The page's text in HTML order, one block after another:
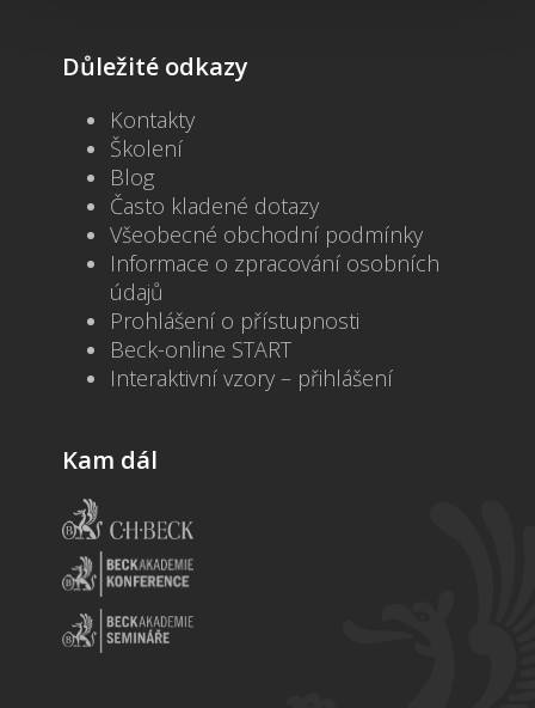
Důležité odkazy
Kontakty
Školení
Blog
Často kladené dotazy
Všeobecné obchodní podmínky
Informace o zpracování osobních
údajů
Prohlášení o přístupnosti
Beck-online START
Interaktivní vzory – přihlášení
Kam dál